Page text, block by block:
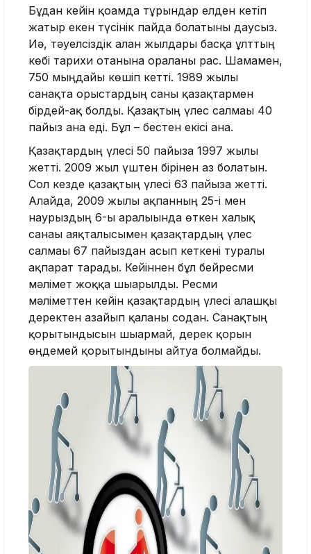
Бұдан кейін қоғамда тұрғындар елден кетіп
жатыр екен түсінік пайда болатыны даусыз.
Иә, тәуелсіздік алған жылдары басқа ұлттың
көбі тарихи отанына оралғаны рас. Шамамен,
750 мыңдайы көшіп кетті. 1989 жылғы
санақта орыстардың саны қазақтармен
бірдей-ақ болды. Қазақтың үлес салмағы 40
пайыз ғана еді. Бұл – бестен екісі ғана.
Қазақтардың үлесі 50 пайызға 1997 жылы
жетті. 2009 жыл үштен бірінен аз болатын.
Сол кезде қазақтың үлесі 63 пайызға жетті.
Алайда, 2009 жылғы ақпанның 25-і мен
наурыздың 6-ы аралығында өткен халық
санағы аяқталысымен қазақтардың үлес
салмағы 67 пайыздан асып кеткені туралы
ақпарат тарады. Кейіннен бұл бейресми
мәлімет жоққа шығарылды. Ресми
мәліметтен кейін қазақтардың үлесі алғашқы
деректен азайып қалғаны содан. Санақтың
қорытындысын шығармай, дерек қорын
өңдемей қорытындыны айтуға болмайды.